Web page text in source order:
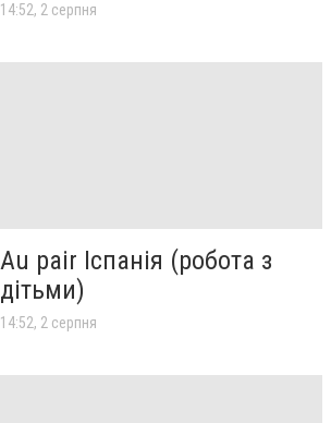
14:52, 2 серпня
Au pair Іспанія (робота з
дітьми)
14:52, 2 серпня